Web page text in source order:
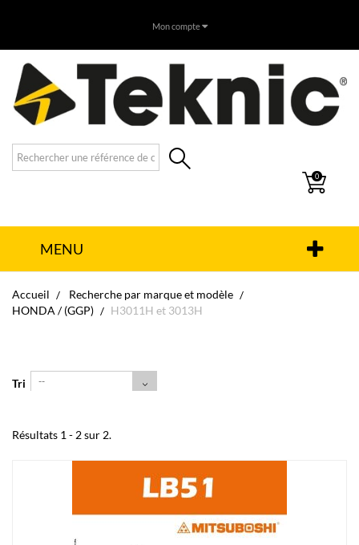
Mon compte
0
MENU
Accueil
Recherche par marque et modèle
HONDA / (GGP)
H3011H et 3013H
Tri --
Résultats 1 - 2 sur 2.